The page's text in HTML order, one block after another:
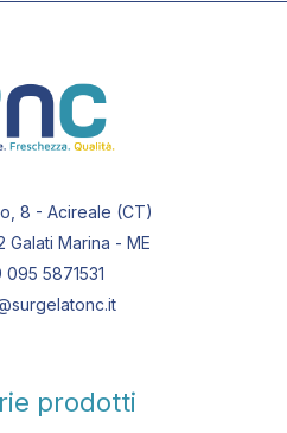
8 - Acireale (CT)
Galati Marina - ME
095 5871531
prodotti